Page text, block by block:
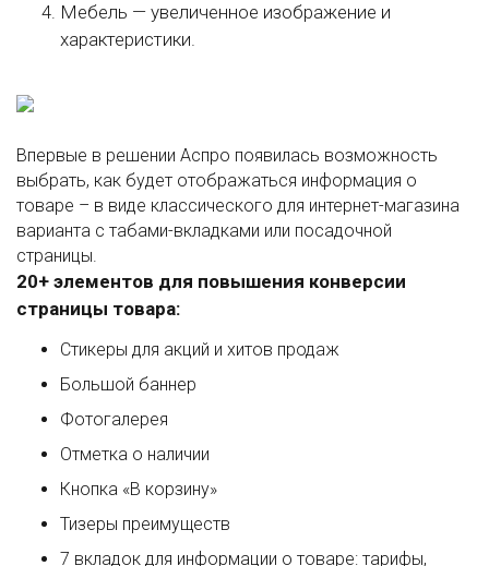
Мебель — увеличенное изображение и
характеристики.
Впервые в решении Аспро появилась возможность
выбрать, как будет отображаться информация о
товаре – в виде классического для интернет-магазина
варианта с табами-вкладками или посадочной
страницы.
20+ элементов для повышения конверсии
страницы товара:
Стикеры для акций и хитов продаж
Большой баннер
Фотогалерея
Отметка о наличии
Кнопка «В корзину»
Тизеры преимуществ
7 вкладок для информации о товаре: тарифы,